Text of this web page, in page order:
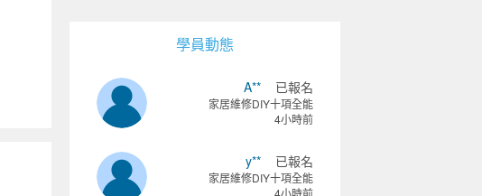
學員動態
A** 已報名
家居維修DIY十項全能
4小時前
y** 已報名
家居維修DIY十項全能
4小時前